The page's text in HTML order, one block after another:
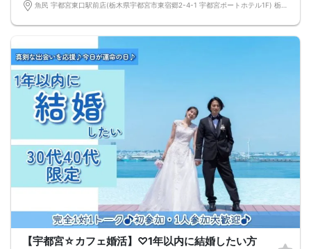
【宇都宮☆カフェ婚活】♡1年以内に結婚したい方